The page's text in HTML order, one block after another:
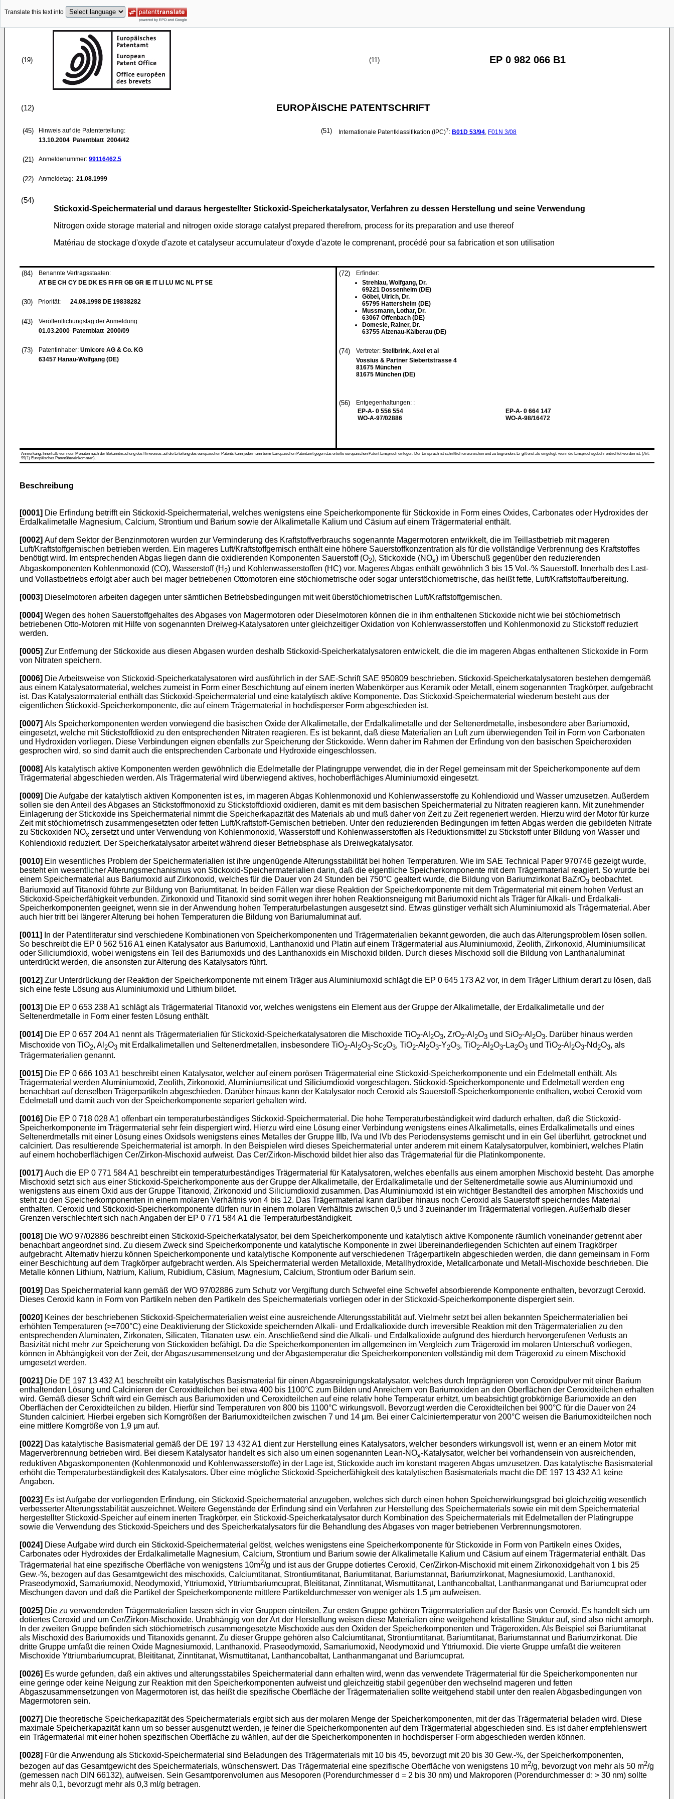
Translate this text into
(19) (11) EP 0 982 066 B1
(12) EUROPÄISCHE PATENTSCHRIFT
(45)
Hinweis auf die Patenterteilung:
13.10.2004 Patentblatt 2004/42
(21) Anmeldenummer: 99116462.5
(22) Anmeldetag: 21.08.1999
(51) Internationale Patentklassifikation (IPC)7: B01D 53/94, F01N 3/08
(54)
Stickoxid-Speichermaterial und daraus hergestellter Stickoxid-Speicherkatalysator, Verfahren zu dessen Herstellung und seine Verwendung
Nitrogen oxide storage material and nitrogen oxide storage catalyst prepared therefrom, process for its preparation and use thereof
Matériau de stockage d'oxyde d'azote et catalyseur accumulateur d'oxyde d'azote le comprenant, procédé pour sa fabrication et son utilisation
(84)
Benannte Vertragsstaaten:
AT BE CH CY DE DK ES FI FR GB GR IE IT LI LU MC NL PT SE
(30) Priorität: 24.08.1998 DE 19838282
(43)
Veröffentlichungstag der Anmeldung:
01.03.2000 Patentblatt 2000/09
(73) Patentinhaber: Umicore AG & Co. KG
63457 Hanau-Wolfgang (DE)
(72)
Erfinder:
Strehlau, Wolfgang, Dr.
69221 Dossenheim (DE)
Göbel, Ulrich, Dr.
65795 Hattersheim (DE)
Mussmann, Lothar, Dr.
63067 Offenbach (DE)
Domesle, Rainer, Dr.
63755 Alzenau-Kälberau (DE)
(74) Vertreter: Stellbrink, Axel et al
Vossius & Partner Siebertstrasse 4
81675 München
81675 München (DE)
(56)
Entgegenhaltungen: :
EP-A- 0 556 554
WO-A-97/02886
EP-A- 0 664 147
WO-A-98/16472
Anmerkung: Innerhalb von neun Monaten nach der Bekanntmachung des Hinweises auf die Erteilung des europäischen Patents kann jedermann beim Europäischen Patentamt gegen das erteilte europäischen Patent Einspruch einlegen. Der Einspruch ist schriftlich einzureichen und zu begründen. Er gilt erst als eingelegt, wenn die Einspruchsgebühr entrichtet worden ist. (Art.
99(1) Europäisches Patentübereinkommen).
Beschreibung
[0001] Die Erfindung betrifft ein Stickoxid-Speichermaterial, welches wenigstens eine Speicherkomponente für Stickoxide in Form eines Oxides, Carbonates oder Hydroxides der
Erdalkalimetalle Magnesium, Calcium, Strontium und Barium sowie der Alkalimetalle Kalium und Cäsium auf einem Trägermaterial enthält.
[0002] Auf dem Sektor der Benzinmotoren wurden zur Verminderung des Kraftstoffverbrauchs sogenannte Magermotoren entwikkelt, die im Teillastbetrieb mit mageren
Luft/Kraftstoffgemischen betrieben werden. Ein mageres Luft/Kraftstoffgemisch enthält eine höhere Sauerstoffkonzentration als für die vollständige Verbrennung des Kraftstoffes
benötigt wird. Im entsprechenden Abgas liegen dann die oxidierenden Komponenten Sauerstoff (O2), Stickoxide (NOx) im Überschuß gegenüber den reduzierenden
Abgaskomponenten Kohlenmonoxid (CO), Wasserstoff (H 2) und Kohlenwasserstoffen (HC) vor. Mageres Abgas enthält gewöhnlich 3 bis 15 Vol.-% Sauerstoff. Innerhalb des Last-
und Vollastbetriebs erfolgt aber auch bei mager betriebenen Ottomotoren eine stöchiometrische oder sogar unterstöchiometrische, das heißt fette, Luft/Kraftstoffaufbereitung.
[0003] Dieselmotoren arbeiten dagegen unter sämtlichen Betriebsbedingungen mit weit überstöchiometrischen Luft/Kraftstoffgemischen.
[0004] Wegen des hohen Sauerstoffgehaltes des Abgases von Magermotoren oder Dieselmotoren können die in ihm enthaltenen Stickoxide nicht wie bei stöchiometrisch
betriebenen Otto-Motoren mit Hilfe von sogenannten Dreiweg-Katalysatoren unter gleichzeitiger Oxidation von Kohlenwasserstoffen und Kohlenmonoxid zu Stickstoff reduziert
werden.
[0005] Zur Entfernung der Stickoxide aus diesen Abgasen wurden deshalb Stickoxid-Speicherkatalysatoren entwickelt, die die im mageren Abgas enthaltenen Stickoxide in Form
von Nitraten speichern.
[0006] Die Arbeitsweise von Stickoxid-Speicherkatalysatoren wird ausführlich in der SAE-Schrift SAE 950809 beschrieben. Stickoxid-Speicherkatalysatoren bestehen demgemäß
aus einem Katalysatormaterial, welches zumeist in Form einer Beschichtung auf einem inerten Wabenkörper aus Keramik oder Metall, einem sogenannten Tragkörper, aufgebracht
ist. Das Katalysatormaterial enthält das Stickoxid-Speichermaterial und eine katalytisch aktive Komponente. Das Stickoxid-Speichermaterial wiederum besteht aus der
eigentlichen Stickoxid-Speicherkomponente, die auf einem Trägermaterial in hochdisperser Form abgeschieden ist.
[0007] Als Speicherkomponenten werden vorwiegend die basischen Oxide der Alkalimetalle, der Erdalkalimetalle und der Seltenerdmetalle, insbesondere aber Bariumoxid,
eingesetzt, welche mit Stickstoffdioxid zu den entsprechenden Nitraten reagieren. Es ist bekannt, daß diese Materialien an Luft zum überwiegenden Teil in Form von Carbonaten
und Hydroxiden vorliegen. Diese Verbindungen eignen ebenfalls zur Speicherung der Stickoxide. Wenn daher im Rahmen der Erfindung von den basischen Speicheroxiden
gesprochen wird, so sind damit auch die entsprechenden Carbonate und Hydroxide eingeschlossen.
[0008] Als katalytisch aktive Komponenten werden gewöhnlich die Edelmetalle der Platingruppe verwendet, die in der Regel gemeinsam mit der Speicherkomponente auf dem
Trägermaterial abgeschieden werden. Als Trägermaterial wird überwiegend aktives, hochoberflächiges Aluminiumoxid eingesetzt.
[0009] Die Aufgabe der katalytisch aktiven Komponenten ist es, im mageren Abgas Kohlenmonoxid und Kohlenwasserstoffe zu Kohlendioxid und Wasser umzusetzen. Außerdem
sollen sie den Anteil des Abgases an Stickstoffmonoxid zu Stickstoffdioxid oxidieren, damit es mit dem basischen Speichermaterial zu Nitraten reagieren kann. Mit zunehmender
Einlagerung der Stickoxide ins Speichermaterial nimmt die Speicherkapazität des Materials ab und muß daher von Zeit zu Zeit regeneriert werden. Hierzu wird der Motor für kurze
Zeit mit stöchiometrisch zusammengesetzten oder fetten Luft/Kraftstoff-Gemischen betrieben. Unter den reduzierenden Bedingungen im fetten Abgas werden die gebildeten Nitrate
zu Stickoxiden NOx zersetzt und unter Verwendung von Kohlenmonoxid, Wasserstoff und Kohlenwasserstoffen als Reduktionsmittel zu Stickstoff unter Bildung von Wasser und
Kohlendioxid reduziert. Der Speicherkatalysator arbeitet während dieser Betriebsphase als Dreiwegkatalysator.
[0010] Ein wesentliches Problem der Speichermaterialien ist ihre ungenügende Alterungsstabilität bei hohen Temperaturen. Wie im SAE Technical Paper 970746 gezeigt wurde,
besteht ein wesentlicher Alterungsmechanismus von Stickoxid-Speichermaterialien darin, daß die eigentliche Speicherkomponente mit dem Trägermaterial reagiert. So wurde bei
einem Speichermaterial aus Bariumoxid auf Zirkonoxid, welches für die Dauer von 24 Stunden bei 750°C gealtert wurde, die Bildung von Bariumzirkonat BaZrO3 beobachtet.
Bariumoxid auf Titanoxid führte zur Bildung von Bariumtitanat. In beiden Fällen war diese Reaktion der Speicherkomponente mit dem Trägermaterial mit einem hohen Verlust an
Stickoxid-Speicherfähigkeit verbunden. Zirkonoxid und Titanoxid sind somit wegen ihrer hohen Reaktionsneigung mit Bariumoxid nicht als Träger für Alkali- und Erdalkali-
Speicherkomponenten geeignet, wenn sie in der Anwendung hohen Temperaturbelastungen ausgesetzt sind. Etwas günstiger verhält sich Aluminiumoxid als Trägermaterial. Aber
auch hier tritt bei längerer Alterung bei hohen Temperaturen die Bildung von Bariumaluminat auf.
[0011]
In der Patentliteratur sind verschiedene Kombinationen von Speicherkomponenten und Trägermaterialien bekannt geworden, die auch das Alterungsproblem lösen sollen.
So beschreibt die EP 0 562 516 A1 einen Katalysator aus Bariumoxid, Lanthanoxid und Platin auf einem Trägermaterial aus Aluminiumoxid, Zeolith, Zirkonoxid, Aluminiumsilicat
oder Siliciumdioxid, wobei wenigstens ein Teil des Bariumoxids und des Lanthanoxids ein Mischoxid bilden. Durch dieses Mischoxid soll die Bildung von Lanthanaluminat
unterdrückt werden, die ansonsten zur Alterung des Katalysators führt.
[0012] Zur Unterdrückung der Reaktion der Speicherkomponente mit einem Träger aus Aluminiumoxid schlägt die EP 0 645 173 A2 vor, in dem Träger Lithium derart zu lösen, daß
sich eine feste Lösung aus Aluminiumoxid und Lithium bildet.
[0013] Die EP 0 653 238 A1 schlägt als Trägermaterial Titanoxid vor, welches wenigstens ein Element aus der Gruppe der Alkalimetalle, der Erdalkalimetalle und der
Seltenerdmetalle in Form einer festen Lösung enthält.
[0014] Die EP 0 657 204 A1 nennt als Trägermaterialien für Stickoxid-Speicherkatalysatoren die Mischoxide TiO2-Al 2O3, ZrO2-Al 2O3 und SiO2-Al 2O3. Darüber hinaus werden
Mischoxide von TiO2, Al 2O3 mit Erdalkalimetallen und Seltenerdmetallen, insbesondere TiO2-Al 2O3-Sc2O3, TiO2-Al 2O3-Y2O3, TiO2-Al 2O3-La2O3 und TiO2-Al 2O3-Nd2O3, als
Trägermaterialien genannt.
[0015] Die EP 0 666 103 A1 beschreibt einen Katalysator, welcher auf einem porösen Trägermaterial eine Stickoxid-Speicherkomponente und ein Edelmetall enthält. Als
Trägermaterial werden Aluminiumoxid, Zeolith, Zirkonoxid, Aluminiumsilicat und Siliciumdioxid vorgeschlagen. Stickoxid-Speicherkomponente und Edelmetall werden eng
benachbart auf denselben Trägerpartikeln abgeschieden. Darüber hinaus kann der Katalysator noch Ceroxid als Sauerstoff-Speicherkomponente enthalten, wobei Ceroxid vom
Edelmetall und damit auch von der Speicherkomponente separiert gehalten wird.
[0016] Die EP 0 718 028 A1 offenbart ein temperaturbeständiges Stickoxid-Speichermaterial. Die hohe Temperaturbeständigkeit wird dadurch erhalten, daß die Stickoxid-
Speicherkomponente im Trägermaterial sehr fein dispergiert wird. Hierzu wird eine Lösung einer Verbindung wenigstens eines Alkalimetalls, eines Erdalkalimetalls und eines
Seltenerdmetalls mit einer Lösung eines Oxidsols wenigstens eines Metalles der Gruppe IIIb, IVa und IVb des Periodensystems gemischt und in ein Gel überführt, getrocknet und
calciniert. Das resultierende Speichermaterial ist amorph. In den Beispielen wird dieses Speichermaterial unter anderem mit einem Katalysatorpulver, kombiniert, welches Platin
auf einem hochoberflächigen Cer/Zirkon-Mischoxid aufweist. Das Cer/Zirkon-Mischoxid bildet hier also das Trägermaterial für die Platinkomponente.
[0017] Auch die EP 0 771 584 A1 beschreibt ein temperaturbeständiges Trägermaterial für Katalysatoren, welches ebenfalls aus einem amorphen Mischoxid besteht. Das amorphe
Mischoxid setzt sich aus einer Stickoxid-Speicherkomponente aus der Gruppe der Alkalimetalle, der Erdalkalimetalle und der Seltenerdmetalle sowie aus Aluminiumoxid und
wenigstens aus einem Oxid aus der Gruppe Titanoxid, Zirkonoxid und Siliciumdioxid zusammen. Das Aluminiumoxid ist ein wichtiger Bestandteil des amorphen Mischoxids und
steht zu den Speicherkomponenten in einem molaren Verhältnis von 4 bis 12. Das Trägermaterial kann darüber hinaus noch Ceroxid als Sauerstoff speicherndes Material
enthalten. Ceroxid und Stickoxid-Speicherkomponente dürfen nur in einem molaren Verhältnis zwischen 0,5 und 3 zueinander im Trägermaterial vorliegen. Außerhalb dieser
Grenzen verschlechtert sich nach Angaben der EP 0 771 584 A1 die Temperaturbeständigkeit.
[0018] Die WO 97/02886 beschreibt einen Stickoxid-Speicherkatalysator, bei dem Speicherkomponente und katalytisch aktive Komponente räumlich voneinander getrennt aber
benachbart angeordnet sind. Zu diesem Zweck sind Speicherkomponente und katalytische Komponente in zwei übereinanderliegenden Schichten auf einem Tragkörper
aufgebracht. Alternativ hierzu können Speicherkomponente und katalytische Komponente auf verschiedenen Trägerpartikeln abgeschieden werden, die dann gemeinsam in Form
einer Beschichtung auf dem Tragkörper aufgebracht werden. Als Speichermaterial werden Metalloxide, Metallhydroxide, Metallcarbonate und Metall-Mischoxide beschrieben. Die
Metalle können Lithium, Natrium, Kalium, Rubidium, Cäsium, Magnesium, Calcium, Strontium oder Barium sein.
[0019] Das Speichermaterial kann gemäß der WO 97/02886 zum Schutz vor Vergiftung durch Schwefel eine Schwefel absorbierende Komponente enthalten, bevorzugt Ceroxid.
Dieses Ceroxid kann in Form von Partikeln neben den Partikeln des Speichermaterials vorliegen oder in der Stickoxid-Speicherkomponente dispergiert sein.
[0020] Keines der beschriebenen Stickoxid-Speichermaterialien weist eine ausreichende Alterungsstabilität auf. Vielmehr setzt bei allen bekannten Speichermaterialien bei
erhöhten Temperaturen (>=700°C) eine Deaktivierung der Stickoxide speichernden Alkali- und Erdalkalioxide durch irreversible Reaktion mit den Trägermaterialien zu den
entsprechenden Aluminaten, Zirkonaten, Silicaten, Titanaten usw. ein. Anschließend sind die Alkali- und Erdalkalioxide aufgrund des hierdurch hervorgerufenen Verlusts an
Basizität nicht mehr zur Speicherung von Stickoxiden befähigt. Da die Speicherkomponenten im allgemeinen im Vergleich zum Trägeroxid im molaren Unterschuß vorliegen,
können in Abhängigkeit von der Zeit, der Abgaszusammensetzung und der Abgastemperatur die Speicherkomponenten vollständig mit dem Trägeroxid zu einem Mischoxid
umgesetzt werden.
[0021] Die DE 197 13 432 A1 beschreibt ein katalytisches Basismaterial für einen Abgasreinigungskatalysator, welches durch Imprägnieren von Ceroxidpulver mit einer Barium
enthaltenden Lösung und Calcinieren der Ceroxidteilchen bei etwa 400 bis 1100°C zum Bilden und Anreichern von Bariumoxiden an den Oberflächen der Ceroxidteilchen erhalten
wird. Gemäß dieser Schrift wird ein Gemisch aus Bariumoxiden und Ceroxidteilchen auf eine relativ hohe Temperatur erhitzt, um beabsichtigt grobkörnige Bariumoxide an den
Oberflächen der Ceroxidteilchen zu bilden. Hierfür sind Temperaturen von 800 bis 1100°C wirkungsvoll. Bevorzugt werden die Ceroxidteilchen bei 900°C für die Dauer von 24
Stunden calciniert. Hierbei ergeben sich Korngrößen der Bariumoxidteilchen zwischen 7 und 14 µm. Bei einer Calciniertemperatur von 200°C weisen die Bariumoxidteilchen noch
eine mittlere Korngröße von 1,9 µm auf.
[0022] Das katalytische Basismaterial gemäß der DE 197 13 432 A1 dient zur Herstellung eines Katalysators, welcher besonders wirkungsvoll ist, wenn er an einem Motor mit
Magerverbrennung betrieben wird. Bei diesem Katalysator handelt es sich also um einen sogenannten Lean-NOx-Katalysator, welcher bei vorhandensein von ausreichenden,
reduktiven Abgaskomponenten (Kohlenmonoxid und Kohlenwasserstoffe) in der Lage ist, Stickoxide auch im konstant mageren Abgas umzusetzen. Das katalytische Basismaterial
erhöht die Temperaturbeständigkeit des Katalysators. Über eine mögliche Stickoxid-Speicherfähigkeit des katalytischen Basismaterials macht die DE 197 13 432 A1 keine
Angaben.
[0023] Es ist Aufgabe der vorliegenden Erfindung, ein Stickoxid-Speichermaterial anzugeben, welches sich durch einen hohen Speicherwirkungsgrad bei gleichzeitig wesentlich
verbesserter Alterungsstabilität auszeichnet. Weitere Gegenstände der Erfindung sind ein Verfahren zur Herstellung des Speichermaterials sowie ein mit dem Speichermaterial
hergestellter Stickoxid-Speicher auf einem inerten Tragkörper, ein Stickoxid-Speicherkatalysator durch Kombination des Speichermaterials mit Edelmetallen der Platingruppe
sowie die Verwendung des Stickoxid-Speichers und des Speicherkatalysators für die Behandlung des Abgases von mager betriebenen Verbrennungsmotoren.
[0024] Diese Aufgabe wird durch ein Stickoxid-Speichermaterial gelöst, welches wenigstens eine Speicherkomponente für Stickoxide in Form von Partikeln eines Oxides,
Carbonates oder Hydroxides der Erdalkalimetalle Magnesium, Calcium, Strontium und Barium sowie der Alkalimetalle Kalium und Cäsium auf einem Trägermaterial enthält. Das
Trägermaterial hat eine spezifische Oberfläche von wenigstens 10m2/g und ist aus der Gruppe dotiertes Ceroxid, Cer/Zirkon-Mischoxid mit einem Zirkonoxidgehalt von 1 bis 25
Gew.-%, bezogen auf das Gesamtgewicht des mischoxids, Calciumtitanat, Strontiumtitanat, Bariumtitanat, Bariumstannat, Bariumzirkonat, Magnesiumoxid, Lanthanoxid,
Praseodymoxid, Samariumoxid, Neodymoxid, Yttriumoxid, Yttriumbariumcuprat, Bleititanat, Zinntitanat, Wismuttitanat, Lanthancobaltat, Lanthanmanganat und Bariumcuprat oder
Mischungen davon und daß die Partikel der Speicherkomponente mittlere Partikeldurchmesser von weniger als 1,5 µm aufweisen.
[0025] Die zu verwendenden Trägermaterialien lassen sich in vier Gruppen einteilen. Zur ersten Gruppe gehören Trägermaterialien auf der Basis von Ceroxid. Es handelt sich um
dotiertes Ceroxid und um Cer/Zirkon-Mischoxide. Unabhängig von der Art der Herstellung weisen diese Materialien eine weitgehend kristalline Struktur auf, sind also nicht amorph.
In der zweiten Gruppe befinden sich stöchiometrisch zusammengesetzte Mischoxide aus den Oxiden der Speicherkomponenten und Trägeroxiden. Als Beispiel sei Bariumtitanat
als Mischoxid des Bariumoxids und Titanoxids genannt. Zu dieser Gruppe gehören also Calciumtitanat, Strontiumtitanat, Bariumtitanat, Bariumstannat und Bariumzirkonat. Die
dritte Gruppe umfaßt die reinen Oxide Magnesiumoxid, Lanthanoxid, Praseodymoxid, Samariumoxid, Neodymoxid und Yttriumoxid. Die vierte Gruppe umfaßt die weiteren
Mischoxide Yttriumbariumcuprat, Bleititanat, Zinntitanat, Wismuttitanat, Lanthancobaltat, Lanthanmanganat und Bariumcuprat.
[0026] Es wurde gefunden, daß ein aktives und alterungsstabiles Speichermaterial dann erhalten wird, wenn das verwendete Trägermaterial für die Speicherkomponenten nur
eine geringe oder keine Neigung zur Reaktion mit den Speicherkomponenten aufweist und gleichzeitig stabil gegenüber den wechselnd mageren und fetten
Abgaszusammensetzungen von Magermotoren ist, das heißt die spezifische Oberfläche der Trägermaterialien sollte weitgehend stabil unter den realen Abgasbedingungen von
Magermotoren sein.
[0027] Die theoretische Speicherkapazität des Speichermaterials ergibt sich aus der molaren Menge der Speicherkomponenten, mit der das Trägermaterial beladen wird. Diese
maximale Speicherkapazität kann um so besser ausgenutzt werden, je feiner die Speicherkomponenten auf dem Trägermaterial abgeschieden sind. Es ist daher empfehlenswert
ein Trägermaterial mit einer hohen spezifischen Oberfläche zu wählen, auf der die Speicherkomponenten in hochdisperser Form abgeschieden werden können.
[0028] Für die Anwendung als Stickoxid-Speichermaterial sind Beladungen des Trägermaterials mit 10 bis 45, bevorzugt mit 20 bis 30 Gew.-%, der Speicherkomponenten,
bezogen auf das Gesamtgewicht des Speichermaterials, wünschenswert. Das Trägermaterial eine spezifische Oberfläche von wenigstens 10 m2/g, bevorzugt von mehr als 50 m2/g
(gemessen nach DIN 66132), aufweisen. Sein Gesamtporenvolumen aus Mesoporen (Porendurchmesser d = 2 bis 30 nm) und Makroporen (Porendurchmesser d: > 30 nm) sollte
mehr als 0,1, bevorzugt mehr als 0,3 ml/g betragen.